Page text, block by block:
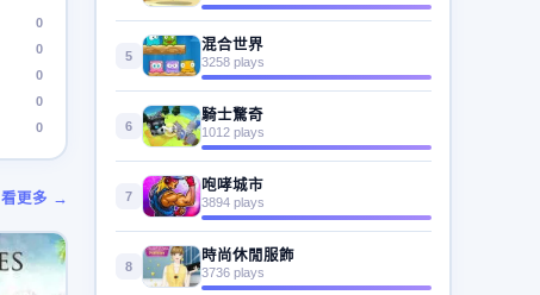
0
0
0
0
0
看更多 →
5
混合世界
3258 plays
6
騎士驚奇
1012 plays
7
咆哮城市
3894 plays
8
時尚休閒服飾
3736 plays